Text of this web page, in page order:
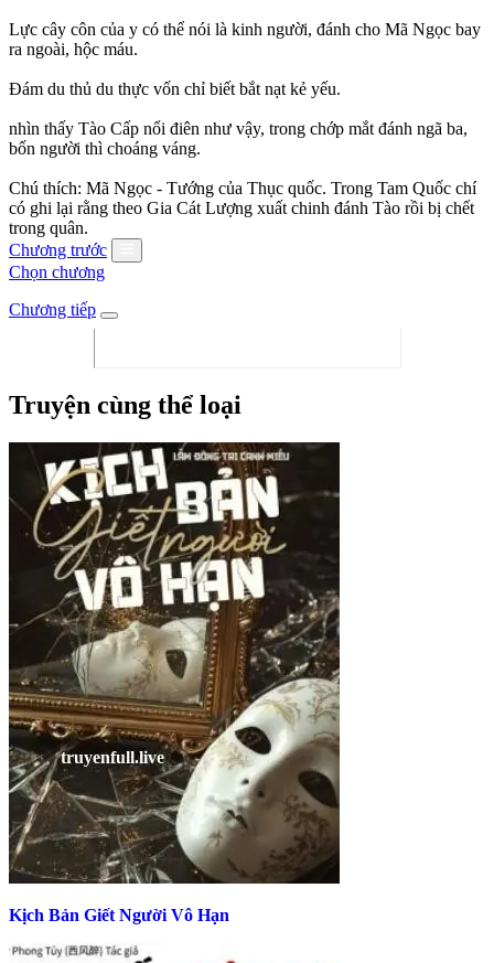
Lực cây côn của y có thể nói là kinh người, đánh cho Mã Ngọc bay
ra ngoài, hộc máu.
Đám du thủ du thực vốn chỉ biết bắt nạt kẻ yếu.
nhìn thấy Tào Cấp nổi điên như vậy, trong chớp mắt đánh ngã ba,
bốn người thì choáng váng.
Chú thích: Mã Ngọc - Tướng của Thục quốc. Trong Tam Quốc chí
có ghi lại rằng theo Gia Cát Lượng xuất chinh đánh Tào rồi bị chết
trong quân.
Chương trước
Chọn chương
Chương tiếp
Truyện cùng thể loại
Kịch Bản Giết Người Vô Hạn